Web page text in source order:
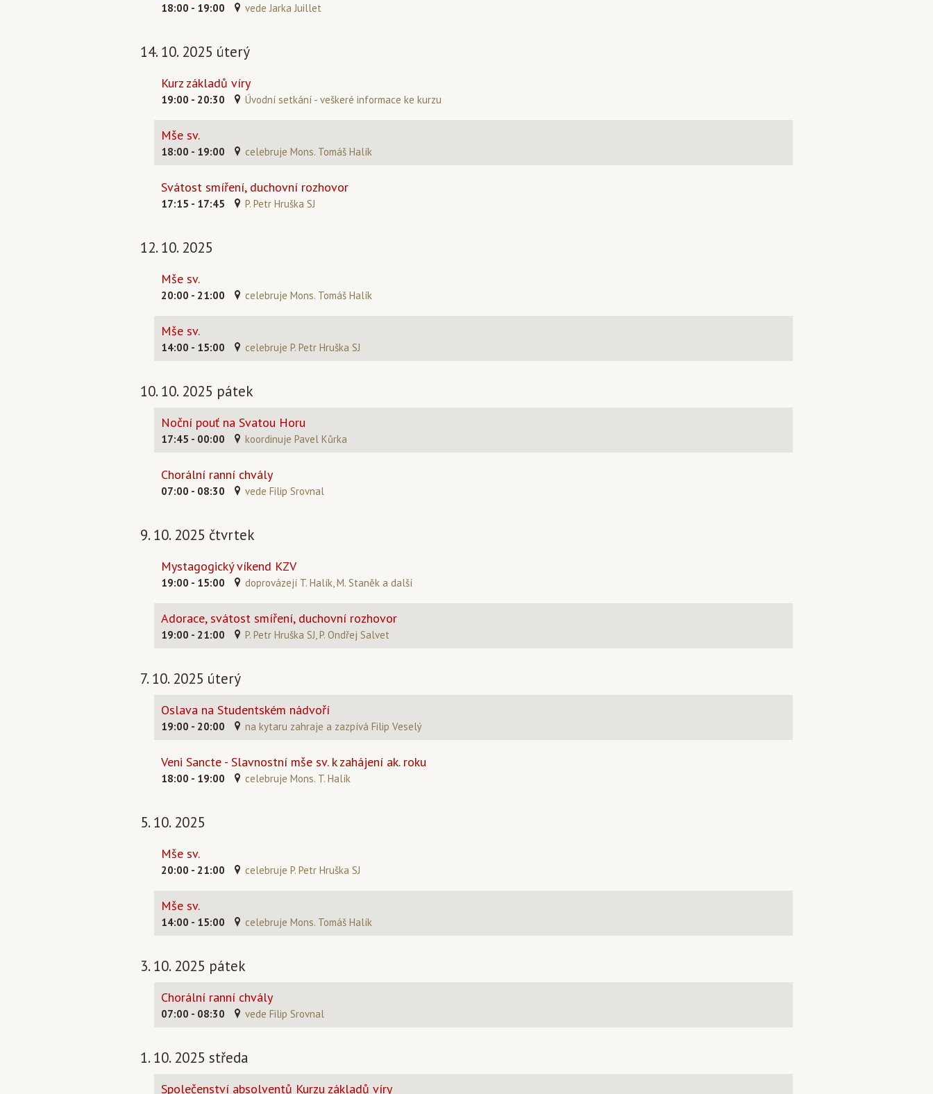
18:00 - 19:00 vede Jarka Juillet
14. 10. 2025 úterý
Kurz základů víry
19:00 - 20:30 Úvodní setkání - veškeré informace ke kurzu
Mše sv.
18:00 - 19:00 celebruje Mons. Tomáš Halík
Svátost smíření, duchovní rozhovor
17:15 - 17:45 P. Petr Hruška SJ
12. 10. 2025
Mše sv.
20:00 - 21:00 celebruje Mons. Tomáš Halík
Mše sv.
14:00 - 15:00 celebruje P. Petr Hruška SJ
10. 10. 2025 pátek
Noční pouť na Svatou Horu
17:45 - 00:00 koordinuje Pavel Kůrka
Chorální ranní chvály
07:00 - 08:30 vede Filip Srovnal
9. 10. 2025 čtvrtek
Mystagogický víkend KZV
19:00 - 15:00 doprovázejí T. Halík, M. Staněk a další
Adorace, svátost smíření, duchovní rozhovor
19:00 - 21:00 P. Petr Hruška SJ, P. Ondřej Salvet
7. 10. 2025 úterý
Oslava na Studentském nádvoří
19:00 - 20:00 na kytaru zahraje a zazpívá Filip Veselý
Veni Sancte - Slavnostní mše sv. k zahájení ak. roku
18:00 - 19:00 celebruje Mons. T. Halík
5. 10. 2025
Mše sv.
20:00 - 21:00 celebruje P. Petr Hruška SJ
Mše sv.
14:00 - 15:00 celebruje Mons. Tomáš Halík
3. 10. 2025 pátek
Chorální ranní chvály
07:00 - 08:30 vede Filip Srovnal
1. 10. 2025 středa
Společenství absolventů Kurzu základů víry